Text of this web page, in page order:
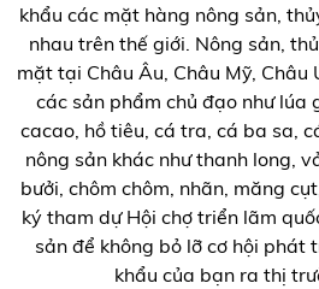
khẩu các mặt hàng nông sản,
nhau trên thế giới. Nông sản,
mặt tại Châu Âu, Châu Mỹ, Châu
các sản phẩm chủ đạo như lúa
cacao, hồ tiêu, cá tra, cá ba sa,
nông sản khác như thanh long,
bưởi, chôm chôm, nhãn, măng
ký tham dự Hội chợ triển lãm
sản để không bỏ lỡ cơ hội phát
khẩu của bạn ra thị